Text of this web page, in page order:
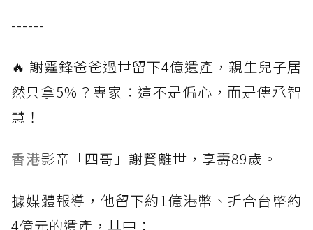
------
🔥 謝霆鋒爸爸過世留下4億遺產，親生兒子居
然只拿5%？專家：這不是偏心，而是傳承智
慧！
香港影帝「四哥」謝賢離世，享壽89歲。
據媒體報導，他留下約1億港幣、折合台幣約
4億元的遺產，其中：